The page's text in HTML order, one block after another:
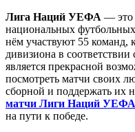
Лига Наций УЕФА — это
национальных
нём участвуют 55 команд,
дивизиона в
является прекрасной
посмотреть матчи своих
сборной и поддержать их
матчи Лиги Наций УЕФА
на пути к победе.